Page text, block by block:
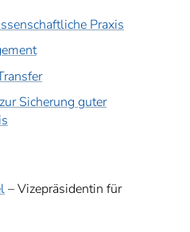
Praxis
Sicherung guter
– Vizepräsidentin für